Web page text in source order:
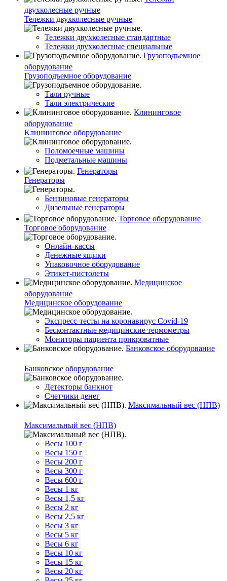
двухколесные ручные
Тележки двухколесные ручные
Тележки двухколесные стандартные
Тележки двухколесные специальные
Грузоподъемное
оборудование
Грузоподъемное оборудование
Тали ручные
Тали электрические
Клининговое
оборудование
Клининговое оборудование
Поломоечные машины
Подметальные машины
Генераторы
Генераторы
Бензиновые генераторы
Дизельные генераторы
Торговое оборудование
Торговое оборудование
Онлайн-кассы
Денежные ящики
Упаковочное оборудование
Этикет-пистолеты
Медицинское
оборудование
Медицинское оборудование
Экспресс-тесты на коронавирус Covid-19
Бесконтактные медицинские термометры
Мониторы пациента прикроватные
Банковское оборудование
Банковское оборудование
Детекторы банкнот
Счетчики денег
Максимальный вес (НПВ)
Максимальный вес (НПВ)
Весы 100 г
Весы 150 г
Весы 200 г
Весы 300 г
Весы 600 г
Весы 1 кг
Весы 1,5 кг
Весы 2 кг
Весы 2,5 кг
Весы 3 кг
Весы 5 кг
Весы 6 кг
Весы 10 кг
Весы 15 кг
Весы 20 кг